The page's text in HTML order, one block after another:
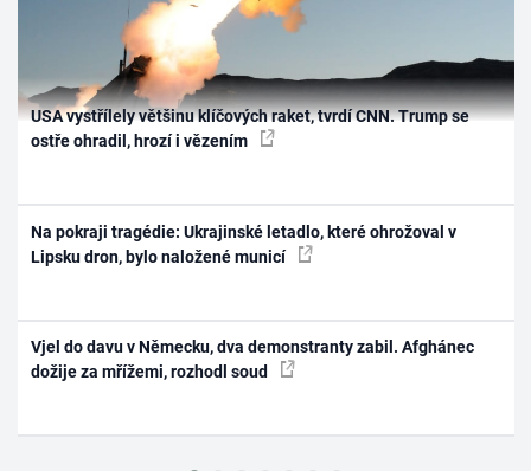
USA vystřílely většinu klíčových raket, tvrdí CNN. Trump se
ostře ohradil, hrozí i vězením
Na pokraji tragédie: Ukrajinské letadlo, které ohrožoval v
Lipsku dron, bylo naložené municí
Vjel do davu v Německu, dva demonstranty zabil. Afghánec
dožije za mřížemi, rozhodl soud